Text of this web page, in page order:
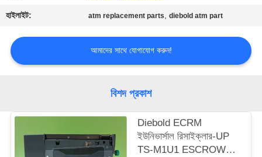
খবর
উদ্ধৃতির
জন্য
ম্যাপ
হাইলাইট: atm replacement parts,diebold atm part
আমাদের সাথে যোগাযোগ করুন!
বিশদ প্রকাশ
Diebold ECRM
ইউনিভার্সাল রিসাইক্লার-UP
TS-M1U1 ESCROW